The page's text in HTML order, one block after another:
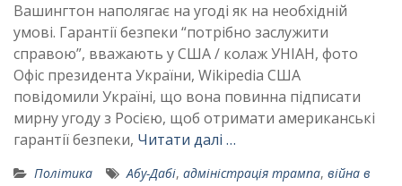
Вашингтон наполягає на угоді як на необхідній
умові. Гарантії безпеки “потрібно заслужити
справою”, вважають у США / колаж УНІАН, фото
Офіс президента України, Wikipedia США
повідомили Україні, що вона повинна підписати
мирну угоду з Росією, щоб отримати американські
гарантії безпеки, Читати далі …
Політика Абу-Дабі, адміністрація трампа, війна в